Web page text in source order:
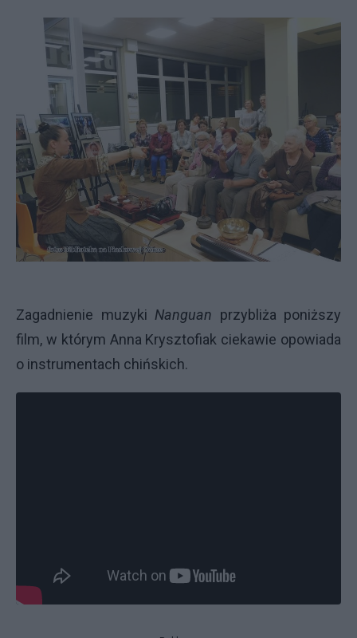
Zagadnienie muzyki Nanguan przybliża poniższy
film, w którym Anna Krysztofiak ciekawie opowiada
o instrumentach chińskich.